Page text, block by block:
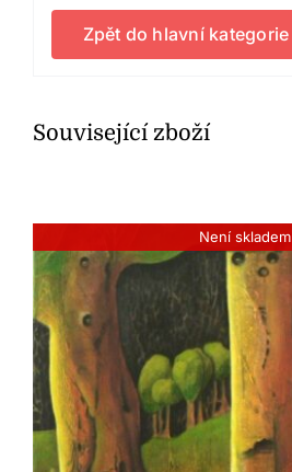
Zpět do hlavní kategorie
Související zboží
Není skladem